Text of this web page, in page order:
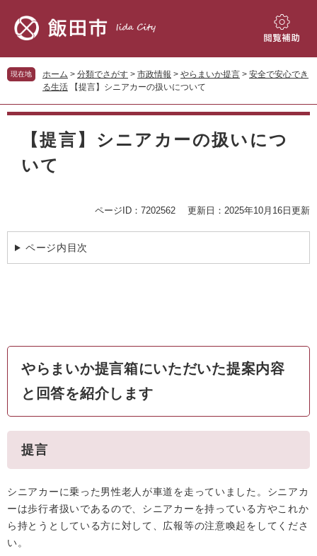
先
頭
す。
を
飛
し
閲
補
現在地 ホーム > 分類でさがす > 市政情報 > やらまいか提言 > 安全で安心でき
る生活
【提言】シニアカーの扱いについて
本
【提言】シニアカーの扱いにつ
いて
ページID：7202562 更新日：2025年10月16日更新
ページ内目次
やらまいか提言箱にいただいた提案内容
と回答を紹介します
提言
シニアカーに乗った男性老人が車道を走っていました。シニアカ
ーは歩行者扱いであるので、シニアカーを持っている方やこれか
ら持とうとしている方に対して、広報等の注意喚起をしてくださ
い。